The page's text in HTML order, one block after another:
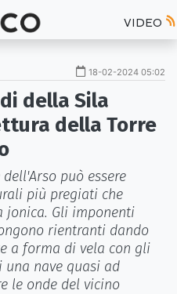
VIDEO
18-02-2024 05:02
della Sila
della Torre
può essere
più pregiati che
jonica. Gli imponenti
rientranti dando
a forma di vela con gli
nave quasi ad
le onde del vicino